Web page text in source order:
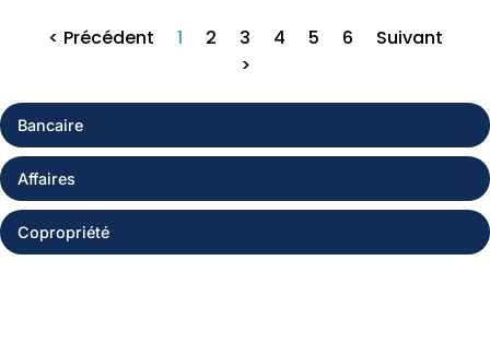
Bancaire
Affaires
Copropriété
< Précédent 1 2 3 4 5 6
Suivant
>